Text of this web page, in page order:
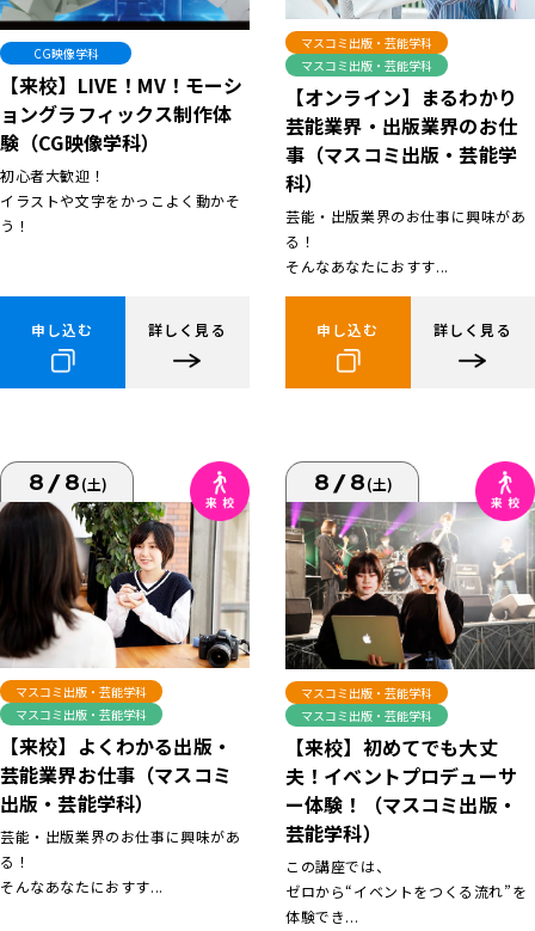
CG映像学科
【来校】LIVE！MV！モーシ
ョングラフィックス制作体
験（CG映像学科）
初心者大歓迎！
イラストや文字をかっこよく動かそ
う！
申し込む 詳しく見る
マスコミ出版・芸能学科
マスコミ出版・芸能学科
【オンライン】まるわかり
芸能業界・出版業界のお仕
事（マスコミ出版・芸能学
科）
芸能・出版業界のお仕事に興味があ
る！
そんなあなたにおすす...
申し込む 詳しく見る
8/8(土)
マスコミ出版・芸能学科
マスコミ出版・芸能学科
【来校】よくわかる出版・
芸能業界お仕事（マスコミ
出版・芸能学科）
芸能・出版業界のお仕事に興味があ
る！
そんなあなたにおすす...
8/8(土)
マスコミ出版・芸能学科
マスコミ出版・芸能学科
【来校】初めてでも大丈
夫！イベントプロデューサ
ー体験！（マスコミ出版・
芸能学科）
この講座では、
ゼロから“イベントをつくる流れ”を
体験でき...